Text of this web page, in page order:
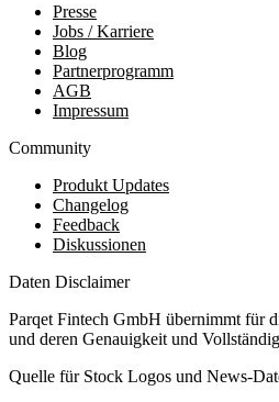
Presse
Jobs / Karriere
Blog
Partnerprogramm
AGB
Impressum
Community
Produkt Updates
Changelog
Feedback
Diskussionen
Daten Disclaimer
Parqet Fintech GmbH übernimmt für
und deren Genauigkeit und
Quelle für Stock Logos und News-